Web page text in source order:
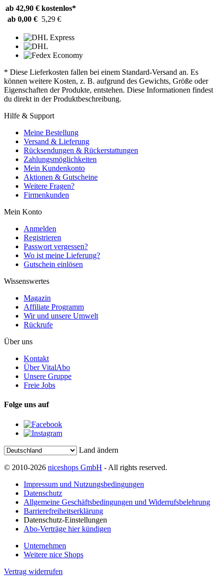
ab 42,90 € kostenlos*
ab 0,00 € 5,29 €
* Diese Lieferkosten fallen bei einem Standard-Versand an. Es
können weitere Kosten, z. B. aufgrund des Gewichts, Größe oder
Eigenschaften der Produkte, entstehen. Diese Informationen findest
du direkt in der Produktbeschreibung.
Hilfe & Support
Meine Bestellung
Versand & Lieferung
Rücksendungen & Rückerstattungen
Zahlungsmöglichkeiten
Mein Kundenkonto
Aktionen & Gutscheine
Weitere Fragen?
Firmenkunden
Mein Konto
Anmelden
Registrieren
Passwort vergessen?
Wo ist meine Lieferung?
Gutschein einlösen
Wissenswertes
Magazin
Affiliate Programm
Wir und unsere Umwelt
Rückrufe
Über uns
Kontakt
Über VitalAbo
Unsere Gruppe
Freie Jobs
Folge uns auf
Land ändern
© 2010-2026 niceshops GmbH - All rights reserved.
Impressum und Nutzungsbedingungen
Datenschutz
Allgemeine Geschäftsbedingungen und Widerrufsbelehrung
Barrierefreiheitserklärung
Datenschutz-Einstellungen
Abo-Verträge hier kündigen
Unternehmen
Weitere nice Shops
Vertrag widerrufen